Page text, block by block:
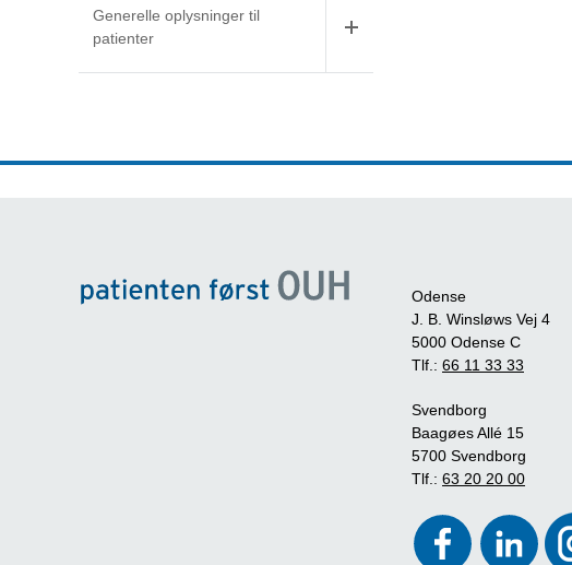
Generelle oplysninger til
patienter
Odense
J. B. Winsløws Vej 4
5000 Odense C
Tlf.: 66 11 33 33
Svendborg
Baagøes Allé 15
5700 Svendborg
Tlf.: 63 20 20 00